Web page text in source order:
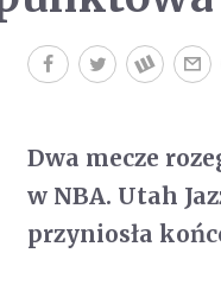
Dwa mecze
w NBA. Utah
przyniosła